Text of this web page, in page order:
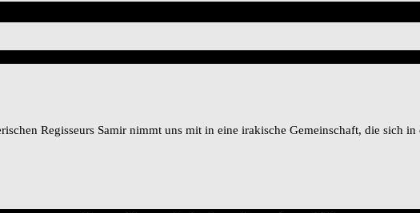
Regisseurs Samir nimmt uns mit in eine irakische Gemeinschaft, die sich